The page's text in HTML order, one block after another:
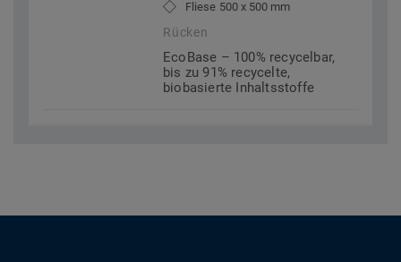
Fliese 500 x 500 mm
Rücken
EcoBase – 100% recycelbar,
bis zu 91% recycelte,
biobasierte Inhaltsstoffe